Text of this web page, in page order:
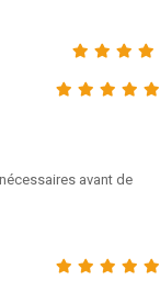
avant de